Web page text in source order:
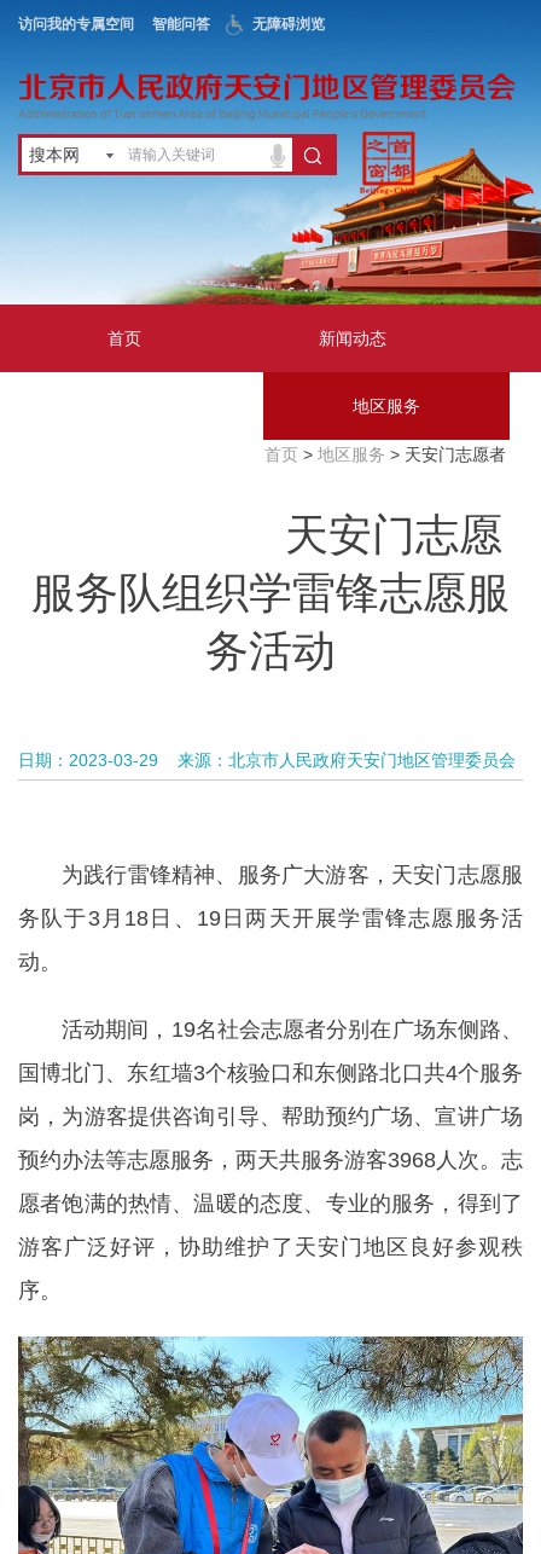
访问我的专属空间 智能问答 无障碍浏览
搜本网
首页 新闻动态
地区服务
首页> 地区服务 > 天安门志愿者
天安门志愿
服务队组织学雷锋志愿服
务活动
日期：2023-03-29 来源：北京市人民政府天安门地区管理委员会
为践行雷锋精神、服务广大游客，天安门志愿服
务队于3月18日、19日两天开展学雷锋志愿服务活
动。
活动期间，19名社会志愿者分别在广场东侧路、
国博北门、东红墙3个核验口和东侧路北口共4个服务
岗，为游客提供咨询引导、帮助预约广场、宣讲广场
预约办法等志愿服务，两天共服务游客3968人次。志
愿者饱满的热情、温暖的态度、专业的服务，得到了
游客广泛好评，协助维护了天安门地区良好参观秩
序。